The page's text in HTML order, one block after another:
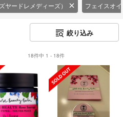
ヤードレメディーズ） フェイスオ
絞り込み
18件中 1 - 18件